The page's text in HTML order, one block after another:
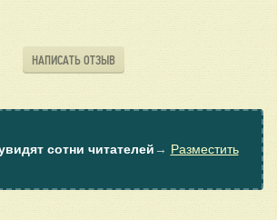
НАПИСАТЬ ОТЗЫВ
сотни читателей → Разместить